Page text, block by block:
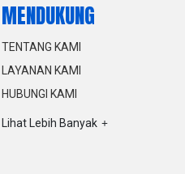
MENDUKUNG
TENTANG KAMI
LAYANAN KAMI
HUBUNGI KAMI
Lihat Lebih Banyak